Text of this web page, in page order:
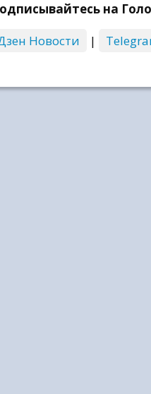
на
Новости
|